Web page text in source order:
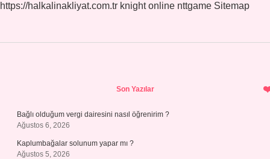
https://halkalinakliyat.com.tr knight online nttgame Sitemap
Son Yazılar
Bağlı olduğum vergi dairesini nasıl öğrenirim ?
Ağustos 6, 2026
Kaplumbağalar solunum yapar mı ?
Ağustos 5, 2026